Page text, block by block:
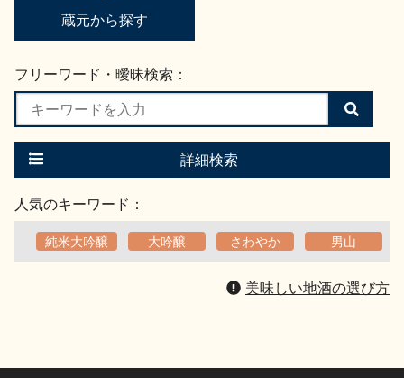
蔵元から探す
フリーワード・曖昧検索：
検
索
す
詳細検索
人気のキーワード：
純米大吟醸 大吟醸 さわやか 男山
美味しい地酒の選び方